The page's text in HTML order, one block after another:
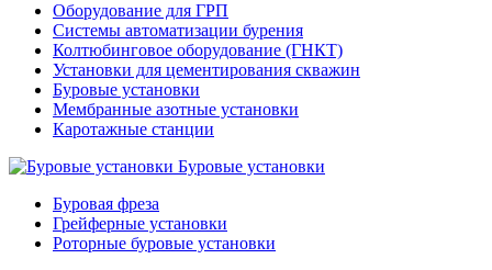
Оборудование для ГРП
Системы автоматизации бурения
Колтюбинговое оборудование (ГНКТ)
Установки для цементирования скважин
Буровые установки
Мембранные азотные установки
Каротажные станции
Буровые установки
Буровая фреза
Грейферные установки
Роторные буровые установки